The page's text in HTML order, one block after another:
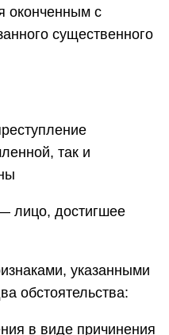
оконченным с
существенного
так и
лицо, достигшее
указанными
обстоятельства:
в виде причинения